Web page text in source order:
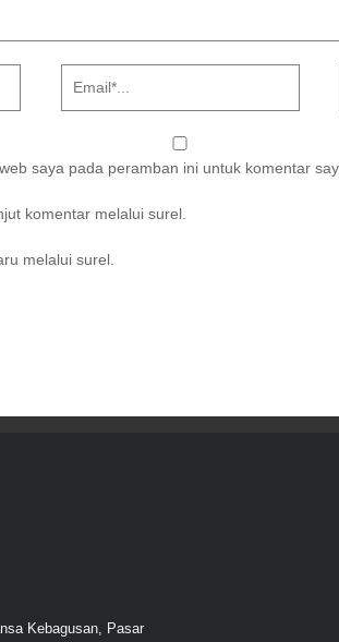
saya pada peramban ini untuk komentar
komentar melalui surel.
melalui surel.
Kebagusan, Pasar